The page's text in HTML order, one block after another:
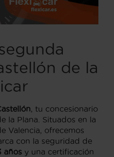
de la
, tu concesionario
la Plana. Situados en la
Valencia, ofrecemos
con la seguridad de
años y una certificación